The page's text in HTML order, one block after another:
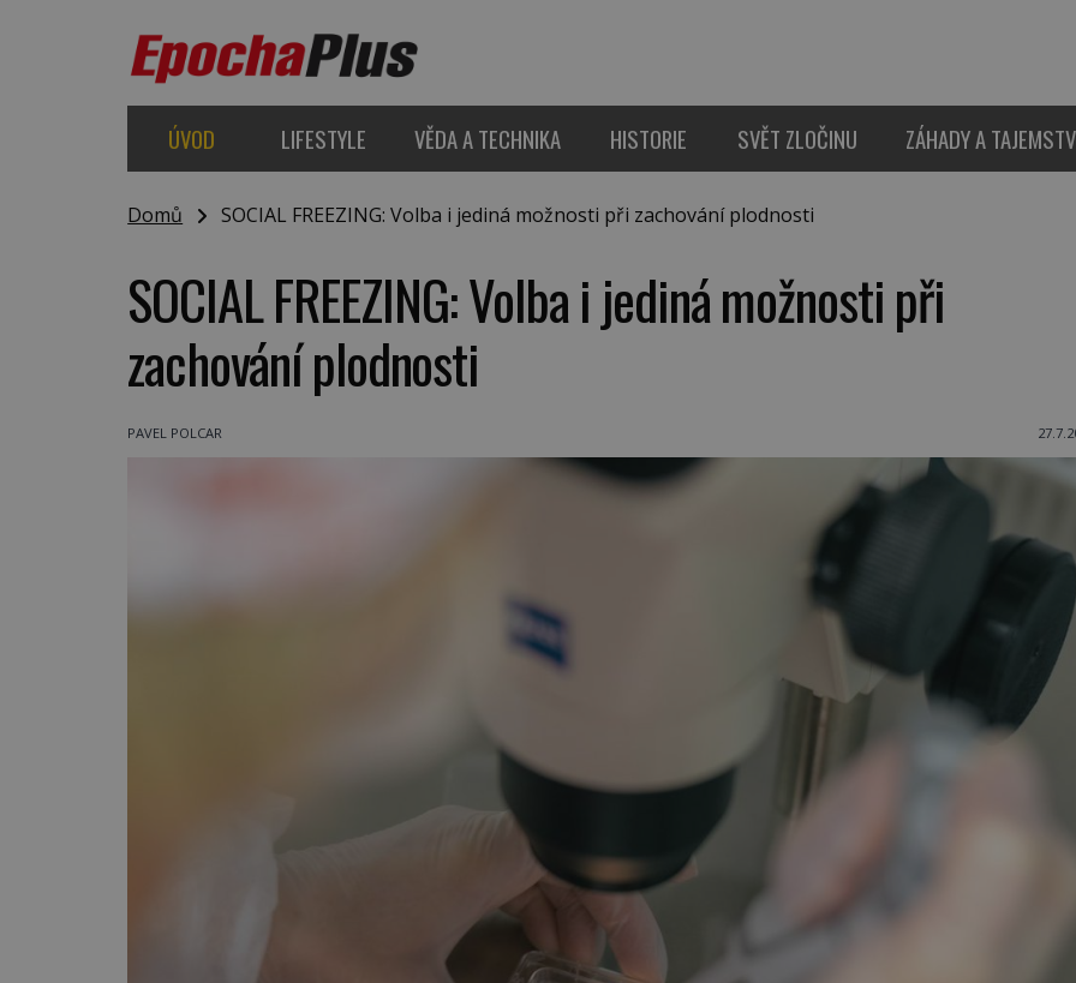
ÚVOD LIFESTYLE VĚDA A TECHNIKA HISTORIE SVĚT ZLOČINU ZÁHADY A
Domů SOCIAL FREEZING: Volba i jediná možnosti při zachování plodnosti
SOCIAL FREEZING: Volba i jediná možnosti při
zachování plodnosti
PAVEL POLCAR